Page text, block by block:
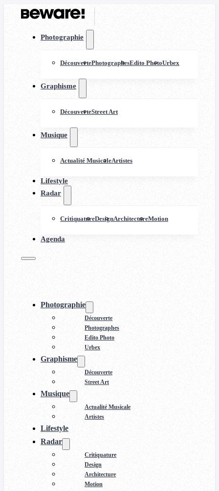
Photographie
DécouvertePhotographesEdito PhotoUrbex
Graphisme
DécouverteStreet Art
Musique
Actualité MusicaleArtistes
Lifestyle
Radar
CritiquatureDesignArchitectureMotion
Agenda
Photographie
Découverte
Photographes
Edito Photo
Urbex
Graphisme
Découverte
Street Art
Musique
Actualité Musicale
Artistes
Lifestyle
Radar
Critiquature
Design
Architecture
Motion